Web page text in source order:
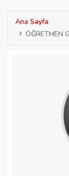
Ana Sayfa
ÖĞRETMEN